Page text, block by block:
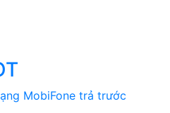
MobiFone trả trước